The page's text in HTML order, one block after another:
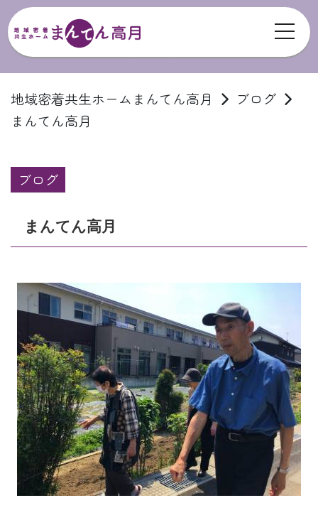
地域密着共生ホームまんてん高月
ブログ
まんてん高月
ブログ
まんてん高月